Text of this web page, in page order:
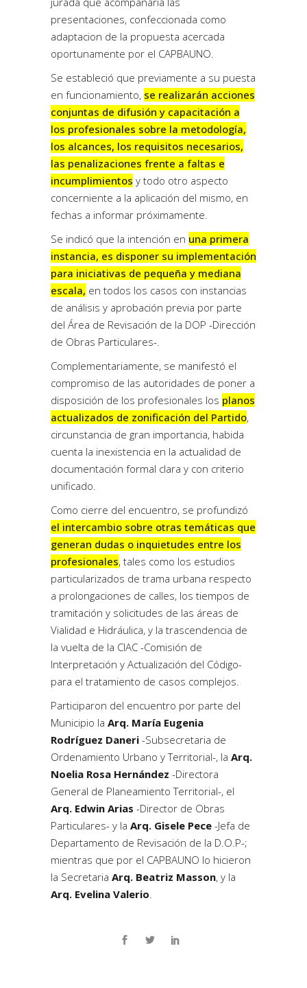
presentaciones, confeccionada como
adaptacion de la propuesta acercada
oportunamente por el CAPBAUNO.
Se estableció que previamente a su puesta
en funcionamiento, se realizarán acciones
conjuntas de difusión y capacitación a
los profesionales sobre la metodología,
los alcances, los requisitos necesarios,
las penalizaciones frente a faltas e
incumplimientos y todo otro aspecto
concerniente a la aplicación del mismo, en
fechas a informar próximamente.
Se indicó que la intención en una primera
instancia, es disponer su implementación
para iniciativas de pequeña y mediana
escala, en todos los casos con instancias
de análisis y aprobación previa por parte
del Área de Revisación de la DOP -Dirección
de Obras Particulares-.
Complementariamente, se manifestó el
compromiso de las autoridades de poner a
disposición de los profesionales los planos
actualizados de zonificación del Partido,
circunstancia de gran importancia, habida
cuenta la inexistencia en la actualidad de
documentación formal clara y con criterio
unificado.
Como cierre del encuentro, se profundizó
el intercambio sobre otras temáticas que
generan dudas o inquietudes entre los
profesionales, tales como los estudios
particularizados de trama urbana respecto
a prolongaciones de calles, los tiempos de
tramitación y solicitudes de las áreas de
Vialidad e Hidráulica, y la trascendencia de
la vuelta de la CIAC -Comisión de
Interpretación y Actualización del Código-
para el tratamiento de casos complejos.
Participaron del encuentro por parte del
Municipio la Arq. María Eugenia
Rodríguez Daneri -Subsecretaria de
Ordenamiento Urbano y Territorial-, la Arq.
Noelia Rosa Hernández -Directora
General de Planeamiento Territorial-, el
Arq. Edwin Arias -Director de Obras
Particulares- y la Arq. Gisele Pece -Jefa de
Departamento de Revisación de la D.O.P-;
mientras que por el CAPBAUNO lo hicieron
la Secretaria Arq. Beatriz Masson, y la
Arq. Evelina Valerio